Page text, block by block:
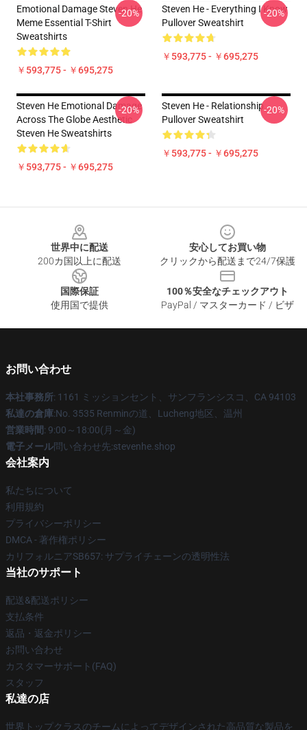
Emotional Damage Steven He
Meme Essential T-Shirt
Sweatshirts
￥593,775 - ￥695,275
-20%
Steven He - Everything I Know
Pullover Sweatshirt
￥593,775 - ￥695,275
-20%
Steven He Emotional Damage
Across The Globe Aesthetic
Steven He Sweatshirts
￥593,775 - ￥695,275
-20%
Steven He - Relationship
Pullover Sweatshirt
￥593,775 - ￥695,275
-20%
世界中に配送
200カ国以上に配送
安心してお買い物
クリックから配送まで24/7保護
国際保証
使用国で提供
100％安全なチェックアウト
PayPal / マスターカード / ビザ
お問い合わせ
本社事務所: 1161 ミッションセント、サンフランシスコ、CA 94103
私達の倉庫:No. 3535 Renminの道、Lucheng地区、温州
営業時間: 9:00～18:00(月～金)
電子メール問い合わせ先:stevenhe.shop
会社案内
私たちについて
利用規約
プライバシーポリシー
DMCA - 著作権ポリシー
カリフォルニアSB657: サプライチェーンの透明性法
当社のサポート
配送&配送ポリシー
支払条件
返品・返金ポリシー
お問い合わせ
カスタマーサポート(FAQ)
スタッフ
私達の店
世界トップクラスのチームによってデザインされた高品質な製品を